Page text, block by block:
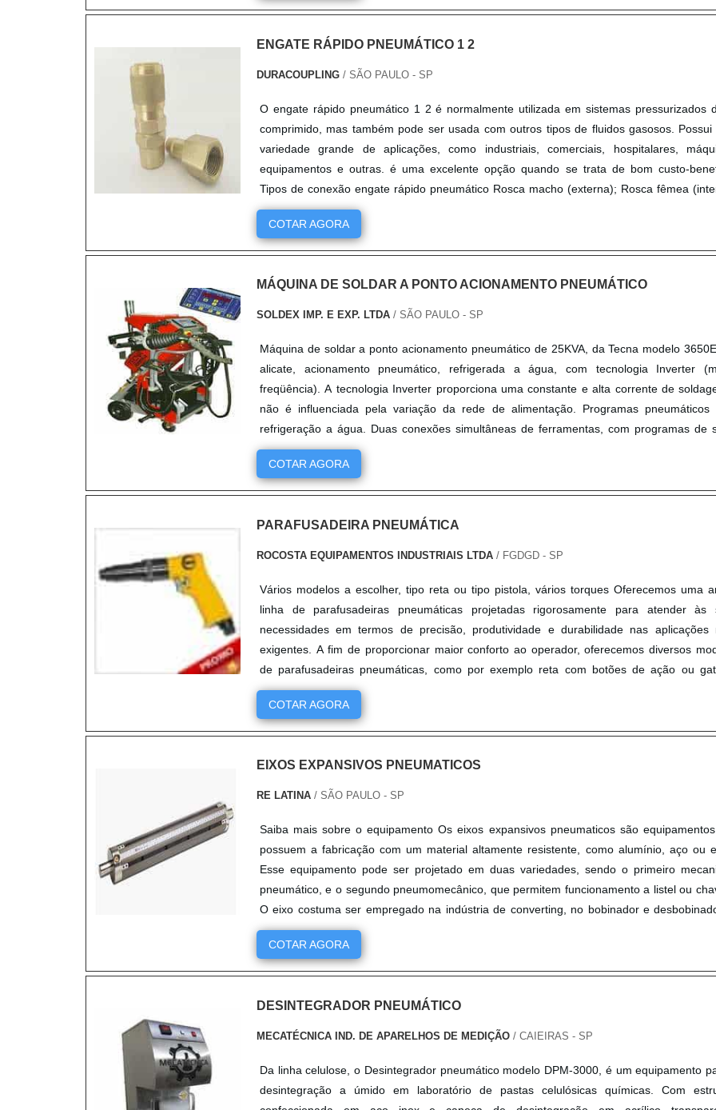
ENGATE RÁPIDO PNEUMÁTICO 1 2
DURACOUPLING/ SÃO PAULO - SP
O engate rápido pneumático 1 2 é normalmente utilizada em sistemas pressurizados
comprimido, mas também pode ser usada com outros tipos de fluidos gasosos. Possui
variedade grande de aplicações, como industriais, comerciais, hospitalares,
equipamentos e outras. é uma excelente opção quando se trata de bom custo-
Tipos de conexão engate rápido pneumático Rosca macho (externa); Rosca fêmea
Espigão para....
COTAR AGORA
MÁQUINA DE SOLDAR A PONTO ACIONAMENTO PNEUMÁTICO
SOLDEX IMP. E EXP. LTDA/ SÃO PAULO - SP
Máquina de soldar a ponto acionamento pneumático de 25KVA, da Tecna modelo
alicate, acionamento pneumático, refrigerada a água, com tecnologia Inverter
freqüência). A tecnologia Inverter proporciona uma constante e alta corrente de
não é influenciada pela variação da rede de alimentação. Programas pneumáticos
refrigeração a água. Duas conexões simultâneas de ferramentas, com programas de
memorizados. Coma....
COTAR AGORA
PARAFUSADEIRA PNEUMÁTICA
ROCOSTA EQUIPAMENTOS INDUSTRIAIS LTDA/ FGDGD - SP
Vários modelos a escolher, tipo reta ou tipo pistola, vários torques Oferecemos uma
linha de parafusadeiras pneumáticas projetadas rigorosamente para atender às
necessidades em termos de precisão, produtividade e durabilidade nas aplicações
exigentes. A fim de proporcionar maior conforto ao operador, oferecemos diversos
de parafusadeiras pneumáticas, como por exemplo reta com botões de ação ou
progressivos. No....
COTAR AGORA
EIXOS EXPANSIVOS PNEUMATICOS
RE LATINA/ SÃO PAULO - SP
Saiba mais sobre o equipamento Os eixos expansivos pneumaticos são
possuem a fabricação com um material altamente resistente, como alumínio, aço ou
Esse equipamento pode ser projetado em duas variedades, sendo o primeiro
pneumático, e o segundo pneumomecânico, que permitem funcionamento a listel ou
O eixo costuma ser empregado na indústria de converting, no bobinador e
equipamento tam....
COTAR AGORA
DESINTEGRADOR PNEUMÁTICO
MECATÉCNICA IND. DE APARELHOS DE MEDIÇÃO/ CAIEIRAS - SP
Da linha celulose, o Desintegrador pneumático modelo DPM-3000, é um equipamento
desintegração a úmido em laboratório de pastas celulósicas químicas. Com